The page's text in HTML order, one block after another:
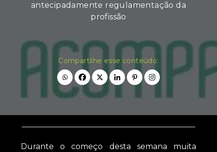
antecipadamente regulamentação da
profissão
Compartilhe esse conteúdo:
Durante o começo desta semana muita